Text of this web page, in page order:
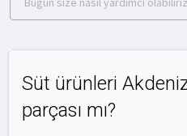
Süt ürünleri
parçası mı?